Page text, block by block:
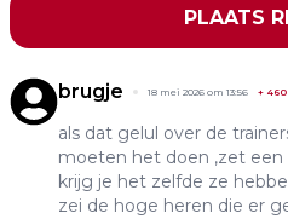
PLAATS
brugje 18 mei 2026 om 13:56 + 460
als dat gelul over de
moeten het doen ,zet
krijg je het zelfde ze
zei de hoge heren die er